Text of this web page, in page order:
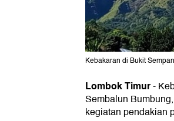
Kebakaran di Bukit
Lombok Timur-
Sembalun
kegiatan pendakian